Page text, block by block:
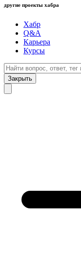
другие проекты хабра
Хабр
Q&A
Карьера
Курсы
Закрыть